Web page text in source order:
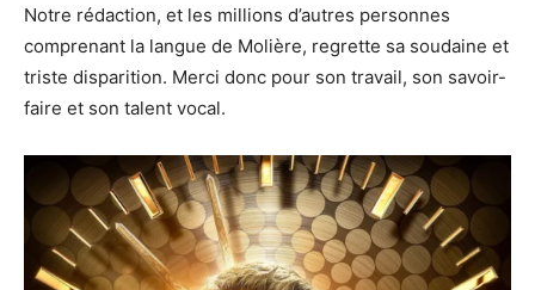
Notre rédaction, et les millions d’autres personnes
comprenant la langue de Molière, regrette sa soudaine et
triste disparition. Merci donc pour son travail, son savoir-
faire et son talent vocal.